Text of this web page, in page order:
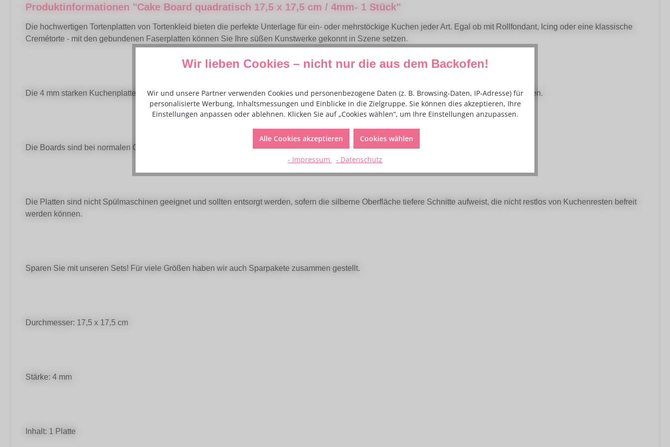
Produktinformationen "Cake Board quadratisch 17,5 x 17,5 cm / 4mm- 1 Stück"
Die hochwertigen Tortenplatten von Tortenkleid bieten die perfekte Unterlage für ein- oder mehrstöckige Kuchen jeder Art. Egal ob mit Rollfondant, Icing oder eine klassische
Cremétorte - mit den gebundenen Faserplatten können Sie Ihre süßen Kunstwerke gekonnt in Szene setzen.
Die 4 mm starken Kuchenplatten sind mit einer lebensmittelechten Silberfolie beschichtet. Die Unterseite der Platte ist mit weißem Papier bezogen.
Die Boards sind bei normalen Gebrauch mehrfach verwendbar.
Die Platten sind nicht Spülmaschinen geeignet und sollten entsorgt werden, sofern die silberne Oberfläche tiefere Schnitte aufweist, die nicht restlos von Kuchenresten befreit
werden können.
Sparen Sie mit unseren Sets! Für viele Größen haben wir auch Sparpakete zusammen gestellt.
Durchmesser: 17,5 x 17,5 cm
Stärke: 4 mm
Inhalt: 1 Platte
Wir lieben Cookies – nicht nur die aus dem Backofen!
Wir und unsere Partner verwenden Cookies und personenbezogene Daten (z. B. Browsing-Daten, IP-Adresse) für
personalisierte Werbung, Inhaltsmessungen und Einblicke in die Zielgruppe. Sie können dies akzeptieren, Ihre
Einstellungen anpassen oder ablehnen. Klicken Sie auf „Cookies wählen“, um Ihre Einstellungen anzupassen.
Alle Cookies akzeptieren Cookies wählen
- Impressum - Datenschutz